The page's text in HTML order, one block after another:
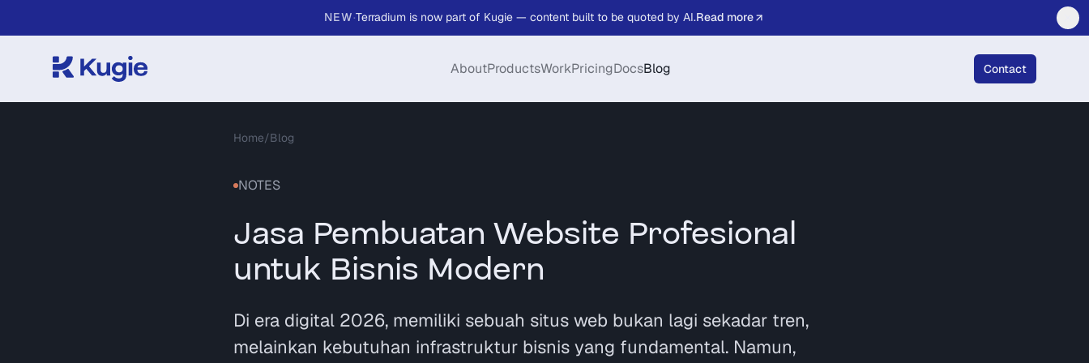
NEW·Terradium is now part of Kugie — content built to be quoted by AI.Read more
AboutProductsWorkPricingDocsBlog Contact
Home/Blog
NOTES
Jasa Pembuatan Website Profesional
untuk Bisnis Modern
Di era digital 2026, memiliki sebuah situs web bukan lagi sekadar tren,
melainkan kebutuhan infrastruktur bisnis yang fundamental. Namun,